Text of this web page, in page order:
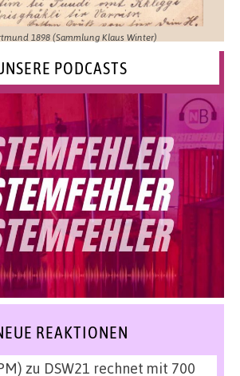
1898 (Sammlung Klaus Winter)
PODCASTS
REAKTIONEN
zu DSW21 rechnet mit 700